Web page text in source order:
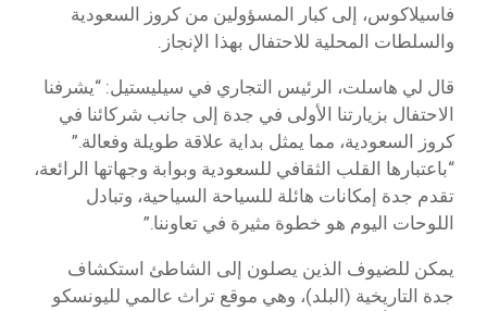
فاسيلاكوس، إلى كبار المسؤولين من كروز السعودية
والسلطات المحلية للاحتفال بهذا الإنجاز.
قال لي هاسلت، الرئيس التجاري في سيليستيل: “يشرفنا
الاحتفال بزيارتنا الأولى في جدة إلى جانب شركائنا في
كروز السعودية، مما يمثل بداية علاقة طويلة وفعالة.”
“باعتبارها القلب الثقافي للسعودية وبوابة وجهاتها الرائعة،
تقدم جدة إمكانات هائلة للسياحة السياحية، وتبادل
اللوحات اليوم هو خطوة مثيرة في تعاوننا.”
يمكن للضيوف الذين يصلون إلى الشاطئ استكشاف
جدة التاريخية (البلد)، وهي موقع تراث عالمي لليونسكو